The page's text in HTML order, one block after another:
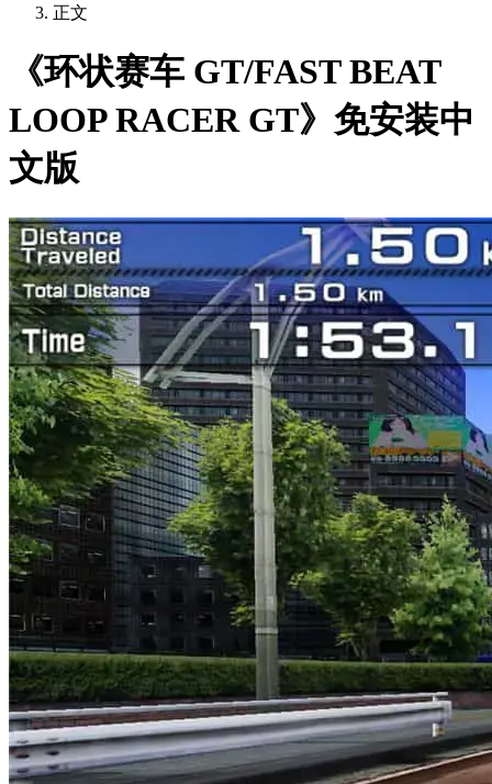
正文
《环状赛车 GT/FAST BEAT
LOOP RACER GT》免安装中
文版